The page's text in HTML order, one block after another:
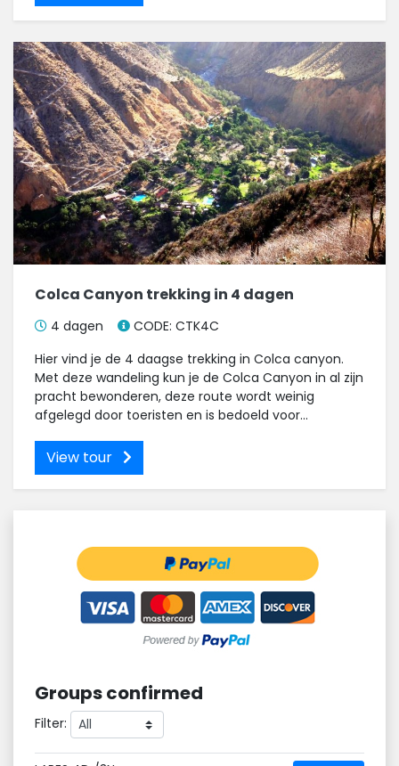
Colca Canyon trekking in 4 dagen
4 dagen
CODE: CTK4C
Hier vind je de 4 daagse trekking in Colca canyon.
Met deze wandeling kun je de Colca Canyon in al zijn
pracht bewonderen, deze route wordt weinig
afgelegd door toeristen en is bedoeld voor...
View tour
Groups confirmed
Filter: